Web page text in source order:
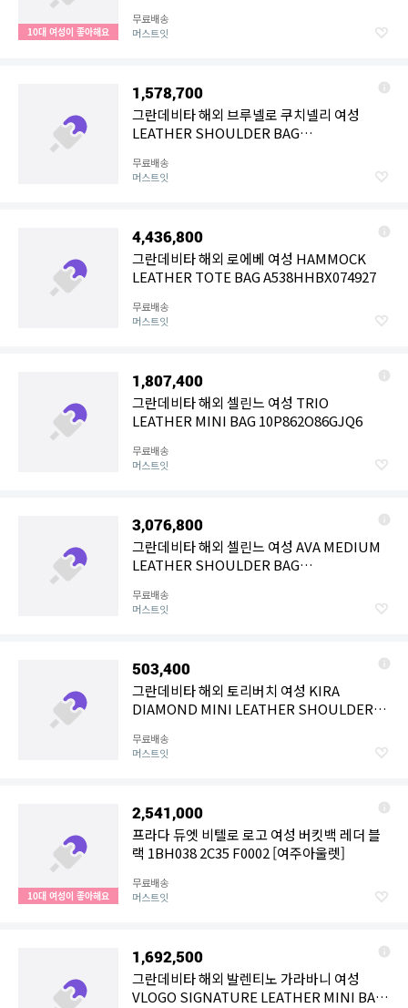
10대 여성이 좋아해요
무료배송
머스트잇
1,578,700
그란데비타 해외 브루넬로 쿠치넬리 여성
LEATHER SHOULDER BAG
무료배송
머스트잇
4,436,800
그란데비타 해외 로에베 여성 HAMMOCK
LEATHER TOTE BAG A538HHBX074927
무료배송
머스트잇
1,807,400
그란데비타 해외 셀린느 여성 TRIO
LEATHER MINI BAG 10P862O86GJQ6
무료배송
머스트잇
3,076,800
그란데비타 해외 셀린느 여성 AVA MEDIUM
LEATHER SHOULDER BAG
무료배송
머스트잇
503,400
그란데비타 해외 토리버치 여성 KIRA
DIAMOND MINI LEATHER SHOULDER
무료배송
머스트잇
10대 여성이 좋아해요
2,541,000
프라다 듀엣 비텔로 로고 여성 버킷백 레더 블
랙 1BH038 2C35 F0002 [여주아울렛]
무료배송
머스트잇
1,692,500
그란데비타 해외 발렌티노 가라바니 여성
VLOGO SIGNATURE LEATHER MINI BAG